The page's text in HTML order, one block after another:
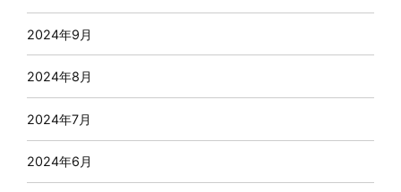
2024年9月
2024年8月
2024年7月
2024年6月